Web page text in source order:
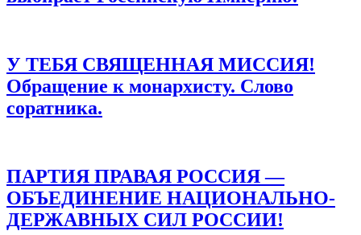
У ТЕБЯ СВЯЩЕННАЯ МИССИЯ!
Обращение к монархисту. Слово
соратника.
ПАРТИЯ ПРАВАЯ РОССИЯ —
ОБЪЕДИНЕНИЕ НАЦИОНАЛЬНО-
ДЕРЖАВНЫХ СИЛ РОССИИ!